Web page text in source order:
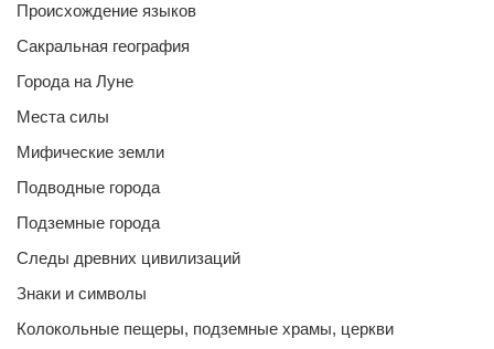
Происхождение языков
Сакральная география
Города на Луне
Места силы
Мифические земли
Подводные города
Подземные города
Следы древних цивилизаций
Знаки и символы
Колокольные пещеры, подземные храмы, церкви